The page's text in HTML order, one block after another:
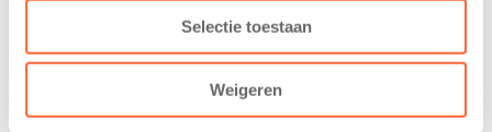
Selectie toestaan
Weigeren